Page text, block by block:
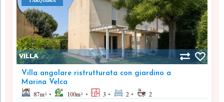
VILLA
Villa angolare ristrutturata con giardino a
Marina Velca
87m² 100m² 3 2 2